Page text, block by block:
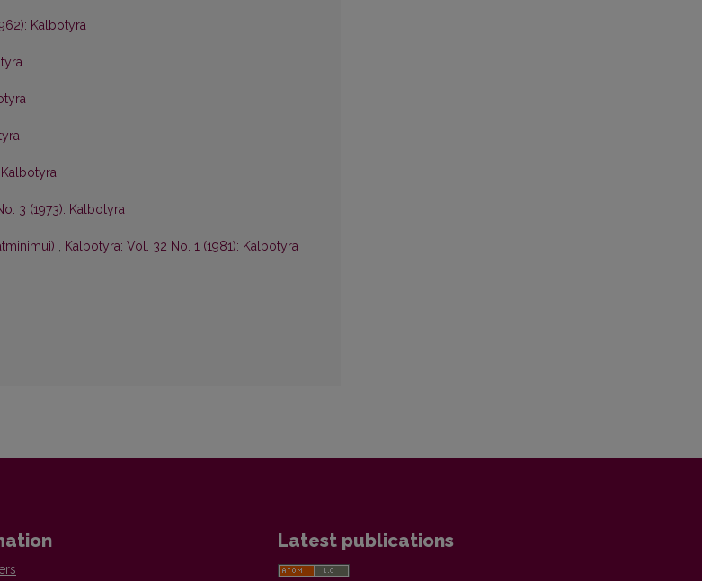
Kalbotyra
Kalbotyra
3 (1973): Kalbotyra
, Kalbotyra: Vol. 32 No. 1 (1981): Kalbotyra
Latest publications